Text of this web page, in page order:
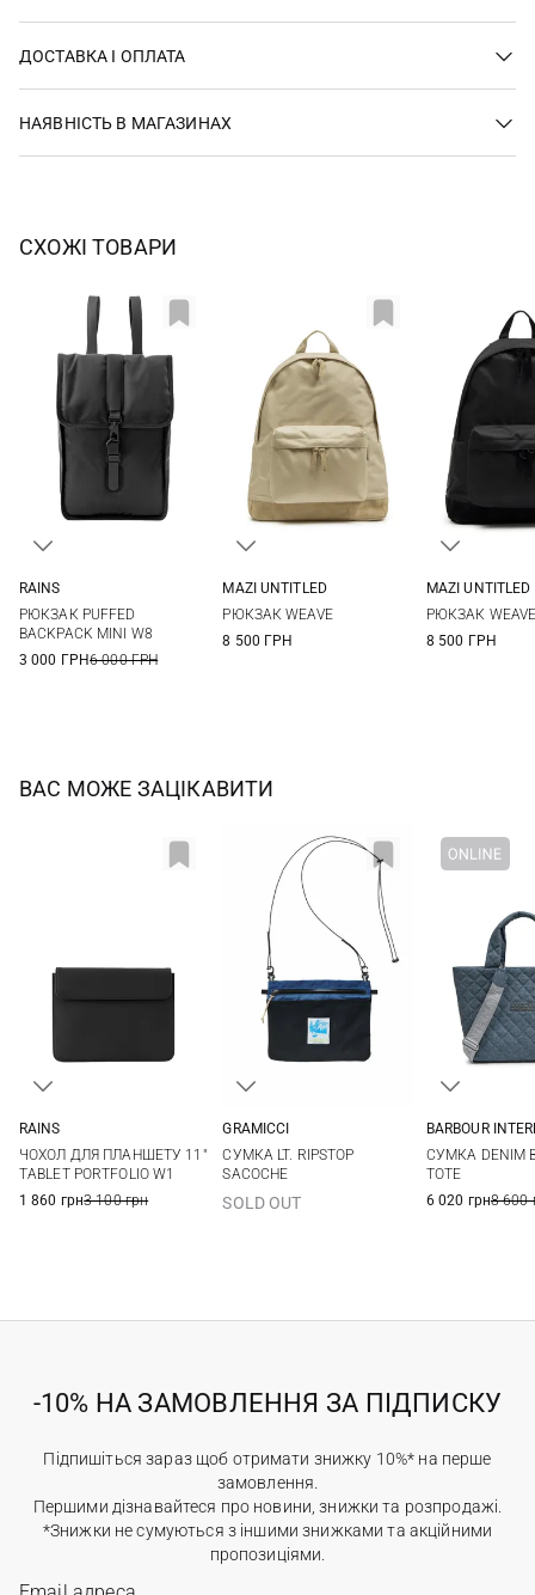
ДОСТАВКА І ОПЛАТА
НАЯВНІСТЬ В МАГАЗИНАХ
СХОЖІ ТОВАРИ
RAINS
РЮКЗАК PUFFED
BACKPACK MINI W8
3 000 ГРН6 000 ГРН
MAZI UNTITLED
РЮКЗАК WEAVE
8 500 ГРН
MAZI UNTITLED
РЮКЗАК
8 500 ГРН
ВАС МОЖЕ ЗАЦІКАВИТИ
RAINS
ЧОХОЛ ДЛЯ ПЛАНШЕТУ 11"
TABLET PORTFOLIO W1
1 860 грн3 100 грн
GRAMICCI
СУМКА LT. RIPSTOP
SACOCHE
SOLD OUT
BARBOUR
СУМКА DENIM
TOTE
6 020 грн8 600
-10% НА ЗАМОВЛЕННЯ ЗА ПІДПИСКУ
Підпишіться зараз щоб отримати знижку 10%* на перше
замовлення.
Першими дізнавайтеся про новини, знижки та розпродажі.
*Знижки не сумуються з іншими знижками та акційними
пропозиціями.